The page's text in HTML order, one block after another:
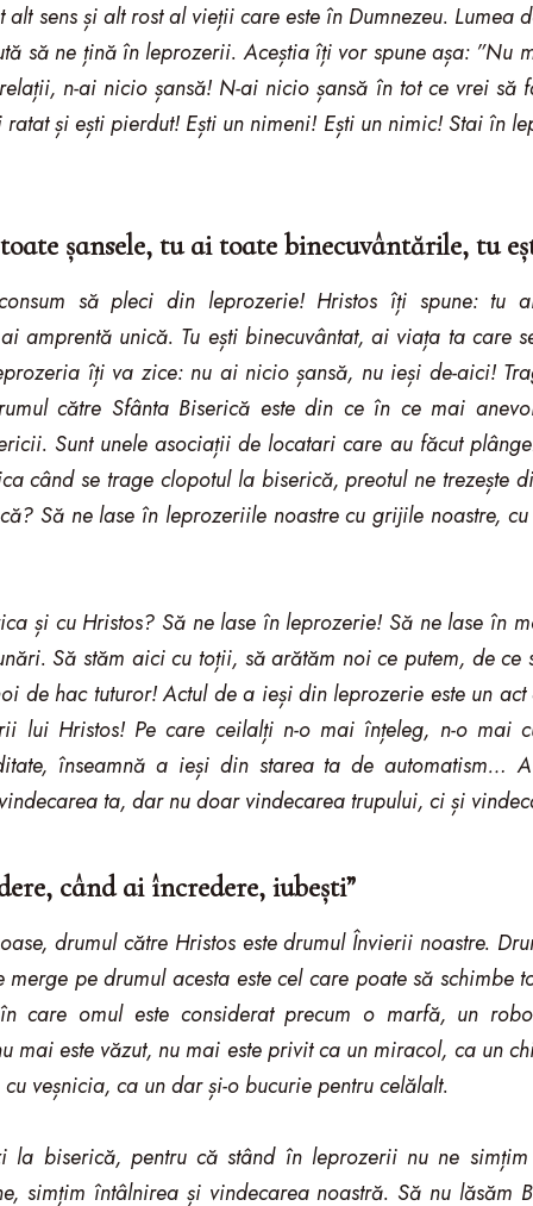
sens și alt rost al vieții care este în Dumnezeu. Lumea
să ne țină în leprozerii. Aceștia îți vor spune așa:
n-ai nicio șansă! N-ai nicio șansă în tot ce vrei să
și ești pierdut! Ești un nimeni! Ești un nimic! Stai în
șansele, tu ai toate binecuvântările, tu
să pleci din leprozerie! Hristos îți spune: tu
amprentă unică. Tu ești binecuvântat, ai viața ta care
îți va zice: nu ai nicio șansă, nu ieși de-aici!
către Sfânta Biserică este din ce în ce mai
Sunt unele asociații de locatari care au făcut
când se trage clopotul la biserică, preotul ne trezește
Să ne lase în leprozeriile noastre cu grijile noastre,
și cu Hristos? Să ne lase în leprozerie! Să ne lase în
Să stăm aici cu toții, să arătăm noi ce putem, de ce
de hac tuturor! Actul de a ieși din leprozerie este un
lui Hristos! Pe care ceilalți n-o mai înțeleg, n-o mai
înseamnă a ieși din starea ta de automatism…
ta, dar nu doar vindecarea trupului, ci și
când ai încredere, iubești”
drumul către Hristos este drumul Învierii noastre.
pe drumul acesta este cel care poate să schimbe
care omul este considerat precum o marfă, un
mai este văzut, nu mai este privit ca un miracol, ca un
veșnicia, ca un dar și-o bucurie pentru celălalt.
la biserică, pentru că stând în leprozerii nu ne
simțim întâlnirea și vindecarea noastră. Să nu lăsăm